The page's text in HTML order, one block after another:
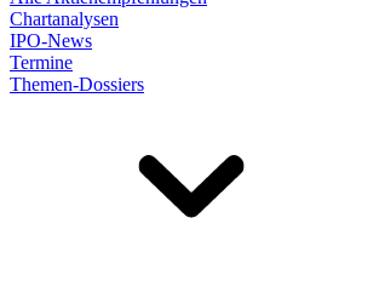
Chartanalysen
IPO-News
Termine
Themen-Dossiers